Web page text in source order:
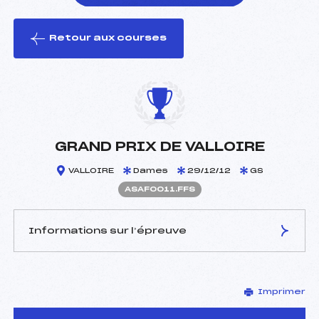
le ski
Retour aux courses
GRAND PRIX DE VALLOIRE
VALLOIRE Dames 29/12/12 GS
ASAF0011.FFS
Informations sur l’épreuve
MOLLARD JOSEPH ()
Arbitre :
VOUTIER JEAN DENIS
Imprimer